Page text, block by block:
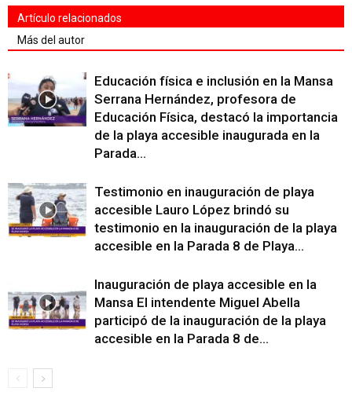
Artículo relacionados
Más del autor
Educación física e inclusión en la Mansa
Serrana Hernández, profesora de
Educación Física, destacó la importancia
de la playa accesible inaugurada en la
Parada...
Testimonio en inauguración de playa
accesible Lauro López brindó su
testimonio en la inauguración de la playa
accesible en la Parada 8 de Playa...
Inauguración de playa accesible en la
Mansa El intendente Miguel Abella
participó de la inauguración de la playa
accesible en la Parada 8 de...